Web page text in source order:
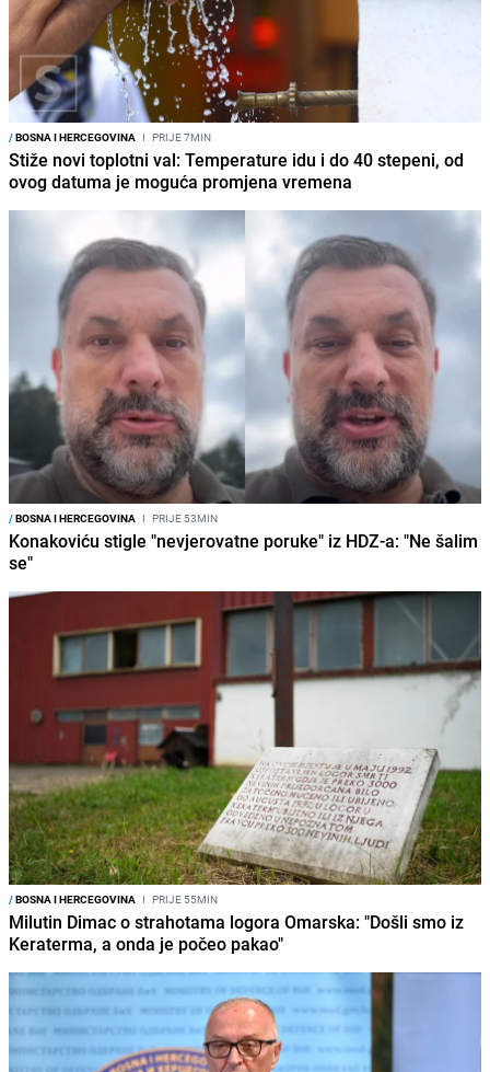
/BOSNA I HERCEGOVINA I PRIJE 7MIN
Stiže novi toplotni val: Temperature idu i do 40 stepeni, od
ovog datuma je moguća promjena vremena
/BOSNA I HERCEGOVINA I PRIJE 53MIN
Konakoviću stigle "nevjerovatne poruke" iz HDZ-a: "Ne šalim
se"
/BOSNA I HERCEGOVINA I PRIJE 55MIN
Milutin Dimac o strahotama logora Omarska: "Došli smo iz
Keraterma, a onda je počeo pakao"